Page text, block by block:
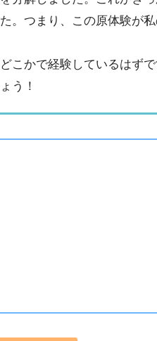
。つまり、この原体験が
こかで経験しているはずで
う！